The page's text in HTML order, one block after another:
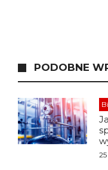
PODOBNE